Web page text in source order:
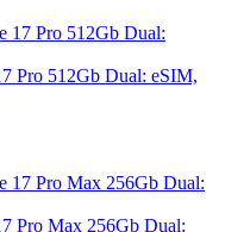
Pro 512Gb Dual: eSIM,
Pro Max 256Gb Dual: